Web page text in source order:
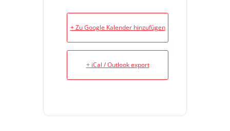
+ Zu Google Kalender hinzufügen
+ iCal / Outlook export